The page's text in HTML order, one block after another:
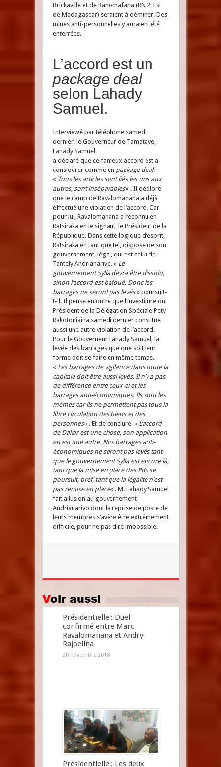
Brickaville et de Ranomafana (RN 2, Est
de Madagascar) seraient à déminer. Des
mines anti-personnelles y auraient été
enterrées.
L’accord est un
package deal
selon Lahady
Samuel.
Interviewé par téléphone samedi
dernier, le Gouverneur de Tamatave,
Lahady Samuel,
a déclaré que ce fameux accord est a
considérer comme un package deal:
« Tous les articles sont liés les uns aux
autres, sont inséparables« . Il déplore
que le camp de Ravalomanana a déjà
effectué une violation de l’accord. Car
pour lui, Ravalomanana a reconnu en
Ratsiraka en le signant, le Président de la
République. Dans cette logique d’esprit,
Ratsiraka en tant que tel, dispose de son
gouvernement, légal, qui est celui de
Tantely Andrianarivo. » Le
gouvernement Sylla devra être dissolu,
sinon l’accord est bafoué. Donc les
barrages ne seront pas levés» poursuit-
t-il. Il pense en outre que l’investiture du
Président de la Délégation Spéciale Pety
Rakotoniaina samedi dernier constitue
aussi une autre violation de l’accord.
Pour le Gouverneur Lahady Samuel, la
levée des barrages quelque soit leur
forme doit se faire en même temps.
« Les barrages de vigilance dans toute la
capitale doit être aussi levés. Il n’y a pas
de différence entre ceux-ci et les
barrages anti-économiques. Ils sont les
mêmes car ils ne permettent pas tous la
libre circulation des biens et des
personnes« . Et de conclure » L’accord
de Dakar est une chose, son application
en est une autre. Nos barrages anti-
économiques ne seront pas levés tant
que le gouvernement Sylla est encore là,
tant que la mise en place des Pds se
poursuit, bref, tant que la légalité n’est
pas remise en place« . M. Lahady Samuel
fait allusion au gouvernement
Andrianarivo dont la reprise de poste de
leurs membres s’avère être extrêmement
difficile, pour ne pas dire impossible.
Voir aussi
Présidentielle : Duel
confirmé entre Marc
Ravalomanana et Andry
Rajoelina
30 novembre 2018
Présidentielle : Les deux